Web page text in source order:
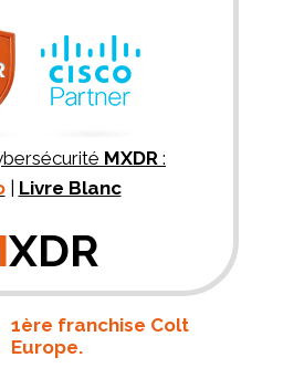
MXDR :
| Livre Blanc
XDR
1ère franchise Colt
Europe.